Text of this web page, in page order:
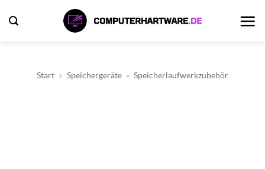
Inhalt
Start » Speichergeräte » Speicherlaufwerkzubehör